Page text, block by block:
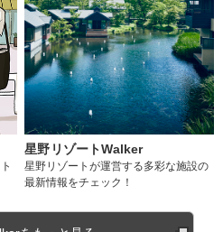
星野リゾートWalker
星野リゾートが運営する多彩な施設の
最新情報をチェック！